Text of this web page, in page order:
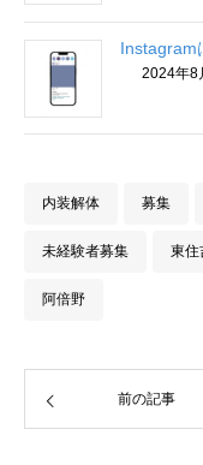
Instagram
2024年8
内装解体 募集
未経験者募集 東住
阿倍野
前の記事